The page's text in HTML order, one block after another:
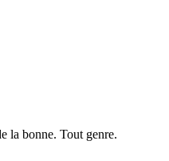
la bonne. Tout genre.